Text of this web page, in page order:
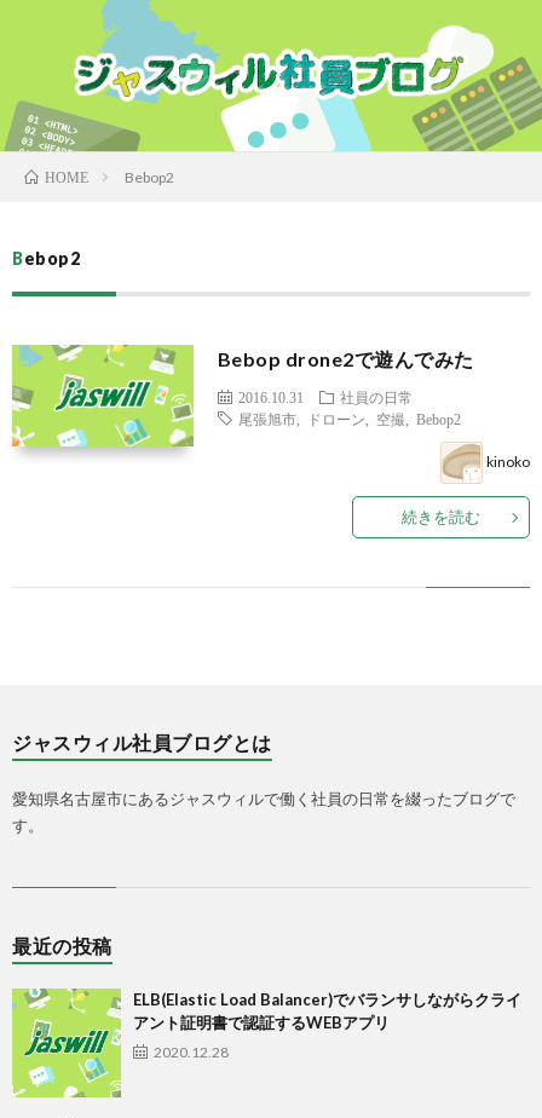
HOME Bebop2
Bebop2
Bebop drone2で遊んでみた
2016.10.31
社員の日常
尾張旭市, ドローン 空撮 Bebop2
kinoko
続きを読む
ジャスウィル社員ブログとは
愛知県名古屋市にあるジャスウィルで働く社員の日常を綴ったブログで
す。
最近の投稿
ELB(Elastic Load Balancer)でバランサしながらクライ
アント証明書で認証するWEBアプリ
2020.12.28